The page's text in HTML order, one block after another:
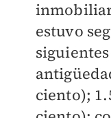
estuvo
ciento);